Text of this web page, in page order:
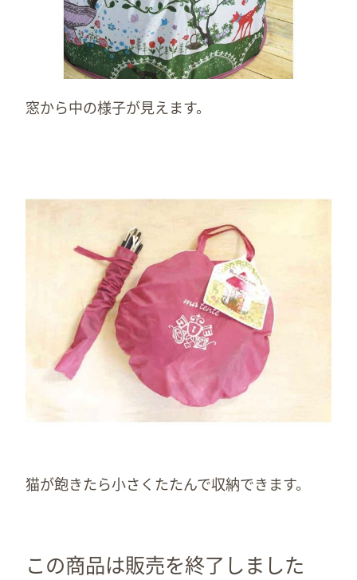
窓から中の様子が見えます。
猫が飽きたら小さくたたんで収納できます。
この商品は販売を終了しました